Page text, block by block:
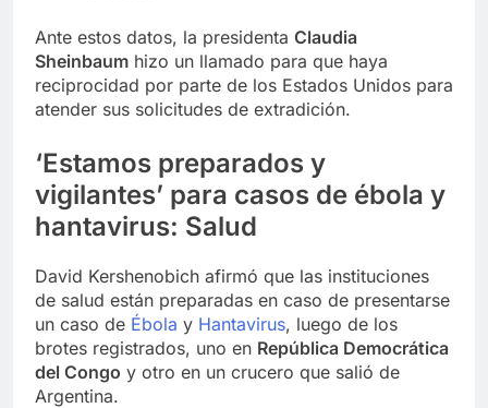
Ante estos datos, la presidenta Claudia
Sheinbaum hizo un llamado para que haya
reciprocidad por parte de los Estados Unidos para
atender sus solicitudes de extradición.
‘Estamos preparados y
vigilantes’ para casos de ébola y
hantavirus: Salud
David Kershenobich afirmó que las instituciones
de salud están preparadas en caso de presentarse
un caso de Ébola y Hantavirus, luego de los
brotes registrados, uno en República Democrática
del Congo y otro en un crucero que salió de
Argentina.